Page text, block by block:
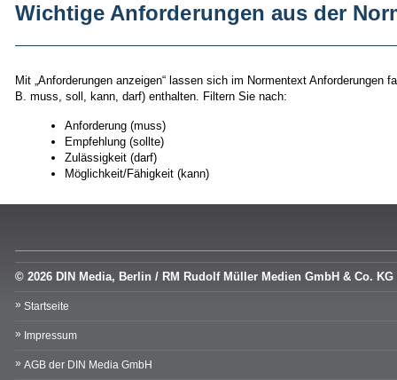
Wichtige Anforderungen aus der
Mit „Anforderungen anzeigen“ lassen sich im Normentext
B. muss, soll, kann, darf) enthalten. Filtern Sie nach:
Anforderung (muss)
Empfehlung (sollte)
Zulässigkeit (darf)
Möglichkeit/Fähigkeit (kann)
© 2026 DIN Media, Berlin / RM Rudolf Müller Medien GmbH & Co. KG
Startseite
Impressum
AGB der DIN Media GmbH